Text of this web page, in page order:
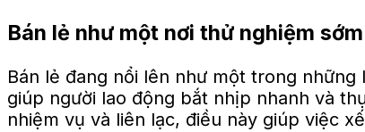
Bán lẻ như một nơi thử nghiệm sớm
Bán lẻ đang nổi lên như một trong
giúp người lao động bắt nhịp nhanh và
nhiệm vụ và liên lạc, điều này giúp việc